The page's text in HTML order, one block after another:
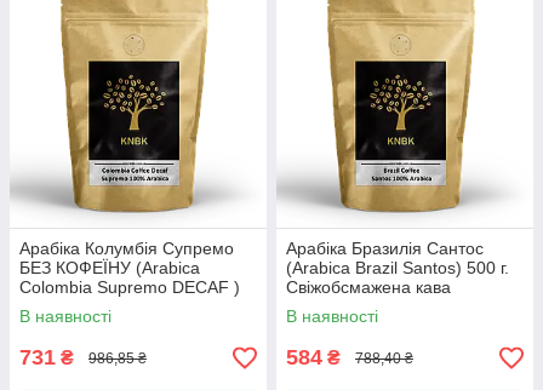
Арабіка Колумбія Супремо
БЕЗ КОФЕЇНУ (Arabica
Colombia Supremo DECAF )
500г. Свіжообсмажена кава
В наявності
731 ₴ 986,85 ₴
Арабіка Бразилія Сантос
(Arabica Brazil Santos) 500 г.
Свіжобсмажена кава
В наявності
584 ₴ 788,40 ₴